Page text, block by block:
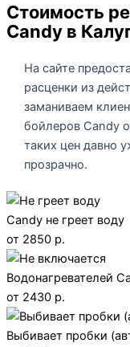
Стоимость
Candy в
На сайте
расценки из
заманиваем
бойлеров Candy
таких цен давно
прозрачно.
Candy не греет воду
от 2850 р.
Водонагревателей
от 2430 р.
Выбивает пробки